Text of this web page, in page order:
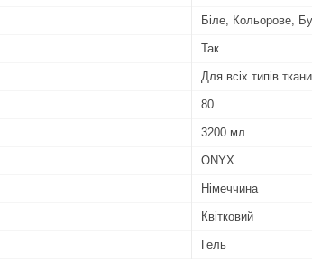
Біле, Кольорове,
Так
Для всіх типів
80
3200 мл
ONYX
Німеччина
Квітковий
Гель